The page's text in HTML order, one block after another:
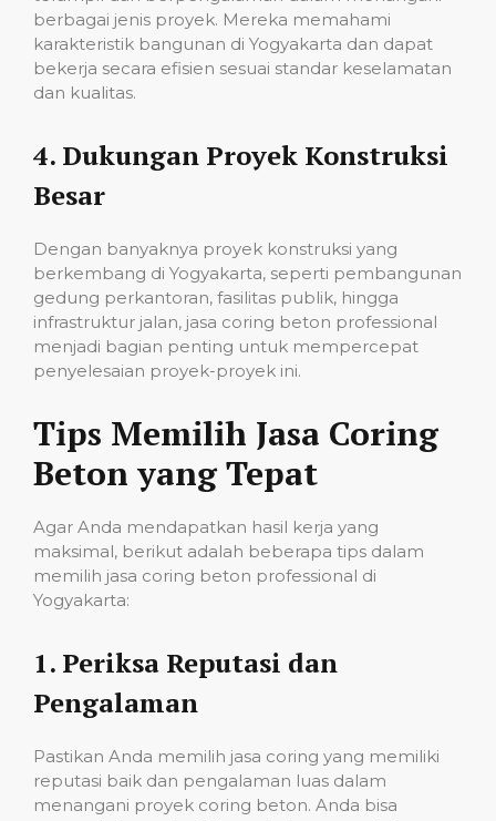
berbagai jenis proyek. Mereka memahami
karakteristik bangunan di Yogyakarta dan dapat
bekerja secara efisien sesuai standar keselamatan
dan kualitas.
4. Dukungan Proyek Konstruksi
Besar
Dengan banyaknya proyek konstruksi yang
berkembang di Yogyakarta, seperti pembangunan
gedung perkantoran, fasilitas publik, hingga
infrastruktur jalan, jasa coring beton professional
menjadi bagian penting untuk mempercepat
penyelesaian proyek-proyek ini.
Tips Memilih Jasa Coring
Beton yang Tepat
Agar Anda mendapatkan hasil kerja yang
maksimal, berikut adalah beberapa tips dalam
memilih jasa coring beton professional di
Yogyakarta:
1. Periksa Reputasi dan
Pengalaman
Pastikan Anda memilih jasa coring yang memiliki
reputasi baik dan pengalaman luas dalam
menangani proyek coring beton. Anda bisa